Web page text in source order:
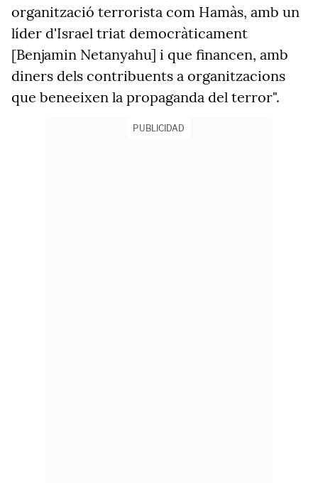
organització terrorista com Hamàs, amb un
líder d'Israel triat democràticament
[Benjamin Netanyahu] i que financen, amb
diners dels contribuents a organitzacions
que beneeixen la propaganda del terror".
PUBLICIDAD